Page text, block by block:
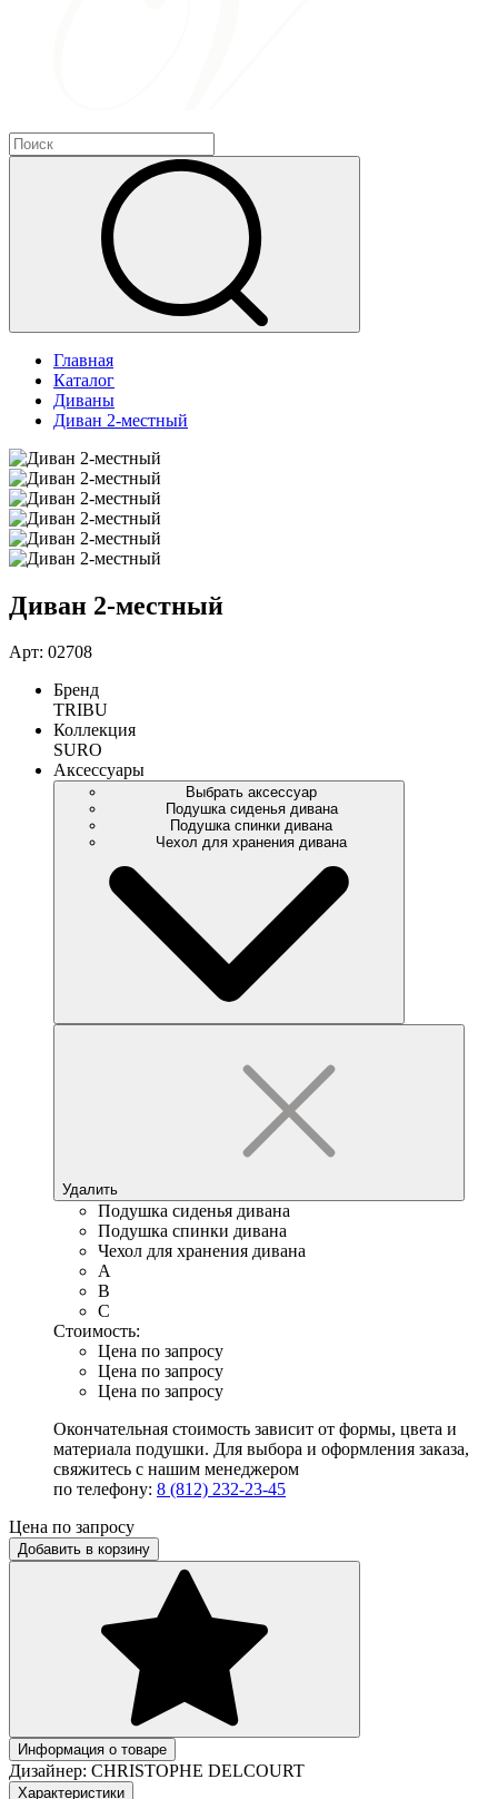
Главная
Каталог
Диваны
Диван 2-местный
Диван 2-местный
Арт: 02708
Бренд
TRIBU
Коллекция
SURO
Аксессуары
Выбрать аксессуар
Подушка сиденья дивана
Подушка спинки дивана
Чехол для хранения дивана
Удалить
Подушка сиденья дивана
Подушка спинки дивана
Чехол для хранения дивана
A
B
C
Стоимость:
Цена по запросу
Цена по запросу
Цена по запросу
Окончательная стоимость зависит от формы, цвета и
материала подушки. Для выбора и оформления заказа,
свяжитесь с нашим менеджером
по телефону: 8 (812) 232-23-45
Цена по запросу
Добавить в корзину
Информация о товаре
Дизайнер: CHRISTOPHE DELCOURT
Характеристики